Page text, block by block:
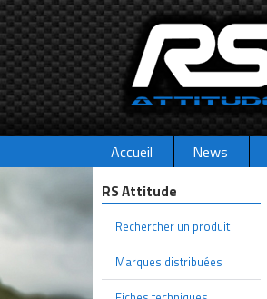
Accueil News
RS Attitude
Rechercher un produit
Marques distribuées